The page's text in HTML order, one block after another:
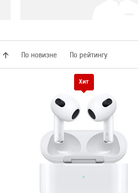
По новизне По рейтингу
БЕСПРОВОДНЫЕ НАУШНИКИ
VAUDIO PRO, БЕЛЫЙ
Хит